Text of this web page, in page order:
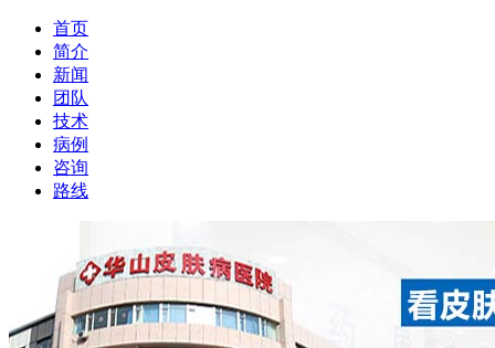
首页
简介
新闻
团队
技术
病例
咨询
路线